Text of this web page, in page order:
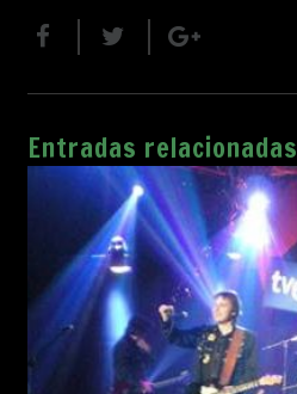
Entradas relacionadas